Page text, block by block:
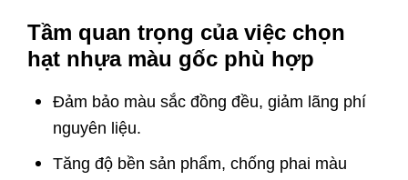
Tầm quan trọng của việc chọn
hạt nhựa màu gốc phù hợp
Đảm bảo màu sắc đồng đều, giảm lãng phí
nguyên liệu.
Tăng độ bền sản phẩm, chống phai màu